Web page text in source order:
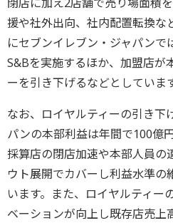
援や社外出向、社内配置転換な
にセブンイレブン・ジャパンで
S&Bを実施するほか、加盟店が
ーを引き下げるなどとしています
なお、ロイヤルティーの引き下
パンの本部利益は年間で100億
採算店の閉店加速や本部人員の
ウト展開でカバーし利益水準の
います。また、ロイヤルティー
ベーションが向上し既存店売上